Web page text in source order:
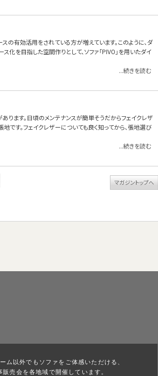
の有効活用をされている方が増えています。このように、ダ
化を目指した空間作りとして、ソファ「PIVO」を用いたダイ
...続きを読む
ります。日頃のメンテナンスが簡単そうだからフェイクレザ
です。フェイクレザーについても良く知ってから、張地選び
...続きを読む
マガジントップへ
ム以外でもソファをご体感いただける、
販売会を各地域で開催しています。